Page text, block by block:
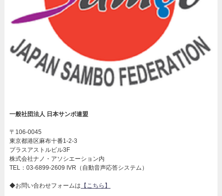
一般社団法人 日本サンボ連盟
〒106-0045
東京都港区麻布十番1-2-3
プラスアストルビル3F
株式会社ナノ・アソシエーション内
TEL：03-6899-2609 IVR（自動音声応答システム）
◆お問い合わせフォームは 【こちら】